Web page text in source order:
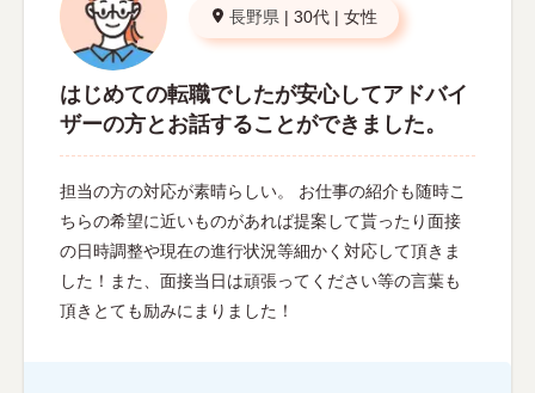
長野県 | 30代 | 女性
はじめての転職でしたが安心してアドバイ
ザーの方とお話することができました。
担当の方の対応が素晴らしい。 お仕事の紹介も随時こ
ちらの希望に近いものがあれば提案して貰ったり面接
の日時調整や現在の進行状況等細かく対応して頂きま
した！また、面接当日は頑張ってください等の言葉も
頂きとても励みにまりました！